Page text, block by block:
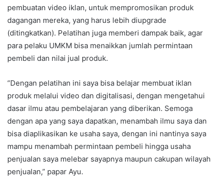
pembuatan video iklan, untuk mempromosikan produk
dagangan mereka, yang harus lebih diupgrade
(ditingkatkan). Pelatihan juga memberi dampak baik, agar
para pelaku UMKM bisa menaikkan jumlah permintaan
pembeli dan nilai jual produk.
“Dengan pelatihan ini saya bisa belajar membuat iklan
produk melalui video dan digitalisasi, dengan mengetahui
dasar ilmu atau pembelajaran yang diberikan. Semoga
dengan apa yang saya dapatkan, menambah ilmu saya dan
bisa diaplikasikan ke usaha saya, dengan ini nantinya saya
mampu menambah permintaan pembeli hingga usaha
penjualan saya melebar sayapnya maupun cakupan wilayah
penjualan,” papar Ayu.